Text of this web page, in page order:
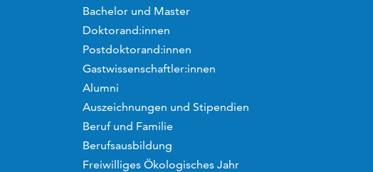
Bachelor und Master
Doktorand:innen
Postdoktorand:innen
Gastwissenschaftler:innen
Alumni
Auszeichnungen und Stipendien
Beruf und Familie
Berufsausbildung
Freiwilliges Ökologisches Jahr